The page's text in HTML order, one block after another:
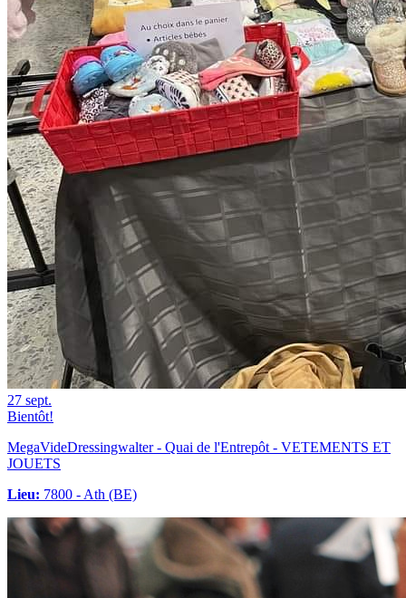
27 sept.
Bientôt!
MegaVideDressingwalter - Quai de l'Entrepôt - VETEMENTS ET
JOUETS
Lieu: 7800 - Ath (BE)